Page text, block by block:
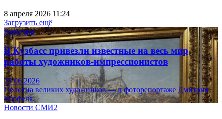
8 апреля 2026 11:24
Загрузить ещё
Культура
В Кузбасс привезли известные на весь мир
работы художников-импрессионистов
23.06.2026
Полотна великих художников — в фоторепортаже Дмитрия
Верфеля.
Новости СМИ2